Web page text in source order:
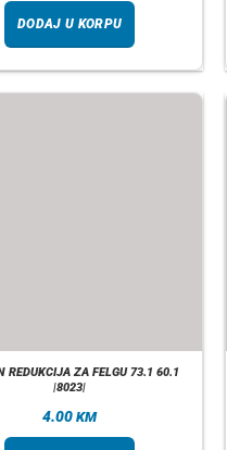
DODAJ U KORPU
REDUKCIJA ZA FELGU 73.1 60.1
|8023|
4.00 KM